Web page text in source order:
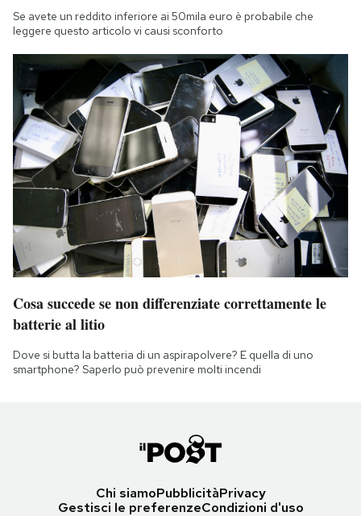
Se avete un reddito inferiore ai 50mila euro è probabile che
leggere questo articolo vi causi sconforto
Cosa succede se non differenziate correttamente le
batterie al litio
Dove si butta la batteria di un aspirapolvere? E quella di uno
smartphone? Saperlo può prevenire molti incendi
Chi siamoPubblicitàPrivacy
Gestisci le preferenzeCondizioni d'uso